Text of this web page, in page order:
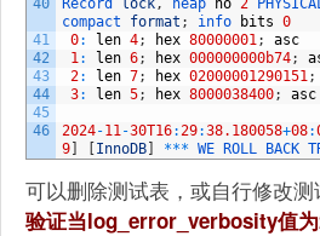
40
41
42
43
44
45
46
Record lock, heap no 2
compact format ; info bits 0
0: len 4; hex 80000001; asc
1: len 6; hex 000000000b74;
2: len 7; hex 02000001290151;
3: len 5; hex 8000038400; asc
2024-11-30T16:29:38.180058+08:
9
InnoDB *** WE ROLL BACK
可以删除测试表，或自行修改
验证当log_error_verbosity值